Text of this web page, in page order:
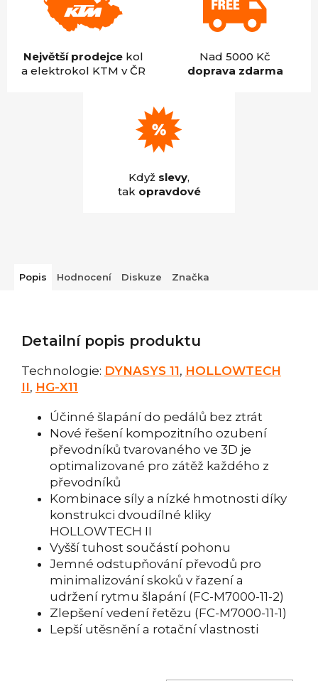
Největší prodejcekol
a elektrokol KTM v ČR
Nad 5000 Kč
doprava zdarma
Když slevy,
tak opravdové
Popis Hodnocení Diskuze Značka
Detailní popis produktu
Technologie: DYNASYS 11, HOLLOWTECH
II, HG-X11
Účinné šlapání do pedálů bez ztrát
Nové řešení kompozitního ozubení
převodníků tvarovaného ve 3D je
optimalizované pro zátěž každého z
převodníků
Kombinace síly a nízké hmotnosti díky
konstrukci dvoudílné kliky
HOLLOWTECH II
Vyšší tuhost součástí pohonu
Jemné odstupňování převodů pro
minimalizování skoků v řazení a
udržení rytmu šlapání (FC-M7000-11-2)
Zlepšení vedení řetězu (FC-M7000-11-1)
Lepší utěsnění a rotační vlastnosti